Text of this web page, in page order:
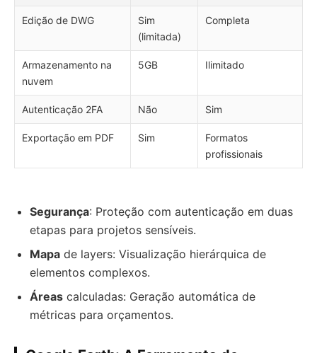
Edição de DWG
Sim
(limitada)
Completa
Armazenamento na
nuvem
5GB Ilimitado
Autenticação 2FA Não Sim
Exportação em PDF Sim
Formatos
profissionais
Segurança: Proteção com autenticação em duas
etapas para projetos sensíveis.
Mapa de layers: Visualização hierárquica de
elementos complexos.
Áreas calculadas: Geração automática de
métricas para orçamentos.